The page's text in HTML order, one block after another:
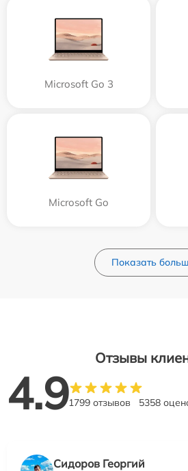
Microsoft Go 3
Microsoft Go
Показать
Отзывы
4.91799 отзывов 5358
Сидоров Георгий